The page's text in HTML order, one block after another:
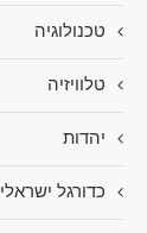
טכנולוגיה
טלוויזיה
יהדות
כדורגל ישראלי